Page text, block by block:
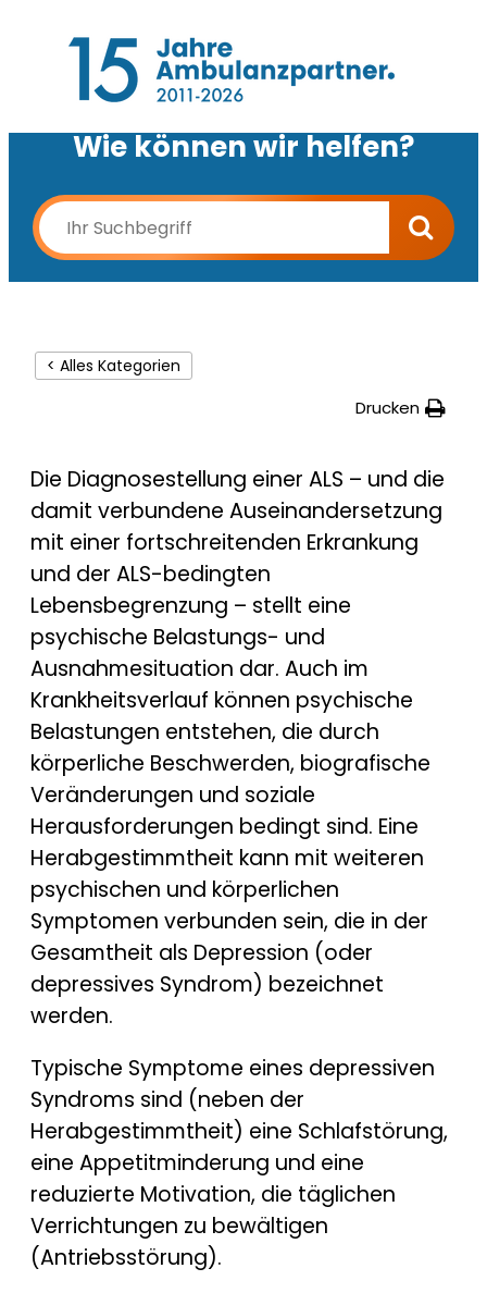
Wie können wir helfen?
< Alles Kategorien
Drucken
Die Diagnosestellung einer ALS – und die
damit verbundene Auseinandersetzung
mit einer fortschreitenden Erkrankung
und der ALS-bedingten
Lebensbegrenzung – stellt eine
psychische Belastungs- und
Ausnahmesituation dar. Auch im
Krankheitsverlauf können psychische
Belastungen entstehen, die durch
körperliche Beschwerden, biografische
Veränderungen und soziale
Herausforderungen bedingt sind. Eine
Herabgestimmtheit kann mit weiteren
psychischen und körperlichen
Symptomen verbunden sein, die in der
Gesamtheit als Depression (oder
depressives Syndrom) bezeichnet
werden.
Typische Symptome eines depressiven
Syndroms sind (neben der
Herabgestimmtheit) eine Schlafstörung,
eine Appetitminderung und eine
reduzierte Motivation, die täglichen
Verrichtungen zu bewältigen
(Antriebsstörung).